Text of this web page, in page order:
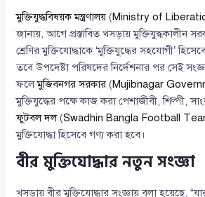
মুক্তিযুদ্ধবিষয়ক মন্ত্রণালয় (Ministry of
জানায়, আগে প্রস্তাবিত খসড়ায় মুক্তিযুদ্ধকালীন
শ্রেণির মুক্তিযোদ্ধাকে ‘মুক্তিযুদ্ধের সহযোগী’
তবে উপদেষ্টা পরিষদের নির্দেশনার পর সেই
ফলেমুজিবনগর সরকার (Mujibnagar
মুক্তিযুদ্ধের পক্ষে কাজ করা পেশাজীবী, শিল্পী,
ফুটবল দল(Swadhin Bangla Football
মুক্তিযোদ্ধা হিসেবে গণ্য করা হবে।
বীর মুক্তিযোদ্ধার নতুন সংজ্ঞা
খসড়ায় বীর মুক্তিযোদ্ধার সংজ্ঞায় বলা হয়েছে,